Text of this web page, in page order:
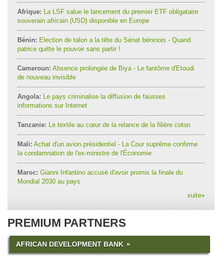
Afrique: La LSF salue le lancement du premier ETF obligataire
souverain africain (USD) disponible en Europe
Bénin: Election de talon a la tête du Sénat béninois - Quand
patrice quitte le pouvoir sans partir !
Cameroun: Absence prolongée de Biya - Le fantôme d'Etoudi
de nouveau invisible
Angola: Le pays criminalise la diffusion de fausses
informations sur Internet
Tanzanie: Le textile au cœur de la relance de la filière coton
Mali: Achat d'un avion présidentiel - La Cour suprême confirme
la condamnation de l'ex-ministre de l'Économie
Maroc: Gianni Infantino accusé d'avoir promis la finale du
Mondial 2030 au pays
suite»
PREMIUM PARTNERS
AFRICAN DEVELOPMENT BANK